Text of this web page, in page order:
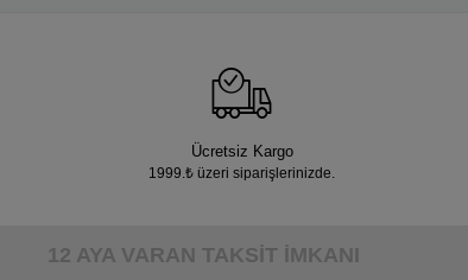
Ücretsiz Kargo
1999.₺ üzeri siparişlerinizde.
12 AYA VARAN TAKSİT İMKANI